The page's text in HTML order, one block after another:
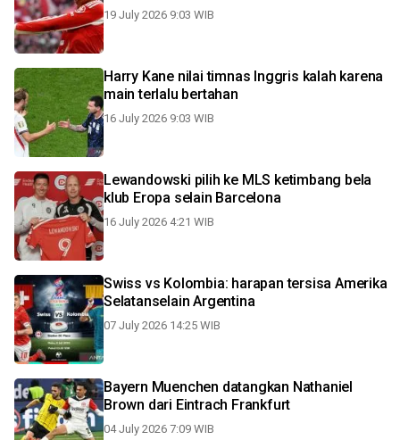
19 July 2026 9:03 WIB
Harry Kane nilai timnas Inggris kalah karena
main terlalu bertahan
16 July 2026 9:03 WIB
Lewandowski pilih ke MLS ketimbang bela
klub Eropa selain Barcelona
16 July 2026 4:21 WIB
Swiss vs Kolombia: harapan tersisa Amerika
Selatanselain Argentina
07 July 2026 14:25 WIB
Bayern Muenchen datangkan Nathaniel
Brown dari Eintrach Frankfurt
04 July 2026 7:09 WIB